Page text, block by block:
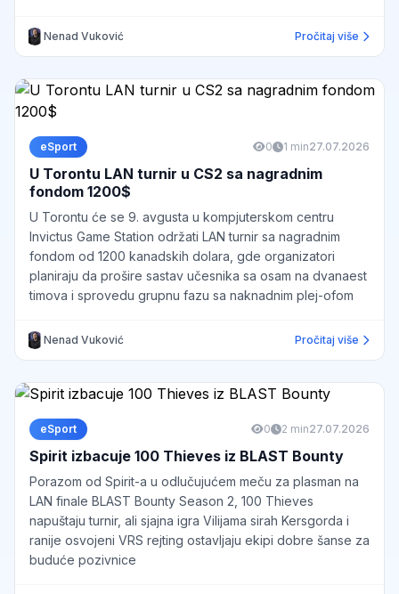
Nenad Vuković Pročitaj više
eSport 0 1 min27.07.2026
U Torontu LAN turnir u CS2 sa nagradnim
fondom 1200$
U Torontu će se 9. avgusta u kompjuterskom centru
Invictus Game Station održati LAN turnir sa nagradnim
fondom od 1200 kanadskih dolara, gde organizatori
planiraju da prošire sastav učesnika sa osam na dvanaest
timova i sprovedu grupnu fazu sa naknadnim plej-ofom
Nenad Vuković Pročitaj više
eSport 0 2 min27.07.2026
Spirit izbacuje 100 Thieves iz BLAST Bounty
Porazom od Spirit-a u odlučujućem meču za plasman na
LAN finale BLAST Bounty Season 2, 100 Thieves
napuštaju turnir, ali sjajna igra Vilijama sirah Kersgorda i
ranije osvojeni VRS rejting ostavljaju ekipi dobre šanse za
buduće pozivnice